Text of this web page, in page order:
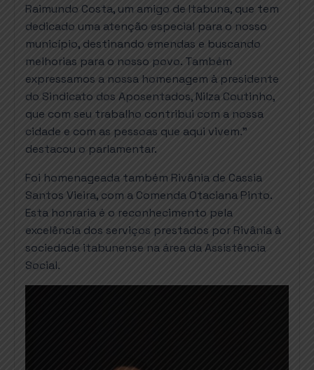
Raimundo Costa, um amigo de Itabuna, que tem
dedicado uma atenção especial para o nosso
município, destinando emendas e buscando
melhorias para o nosso povo. Também
expressamos a nossa homenagem à presidente
do Sindicato dos Aposentados, Nilza Coutinho,
que com seu trabalho contribui com a nossa
cidade e com as pessoas que aqui vivem.”
destacou o parlamentar.
Foi homenageada também Rivânia de Cassia
Santos Vieira, com a Comenda Otaciana Pinto.
Esta honraria é o reconhecimento pela
excelência dos serviços prestados por Rivânia à
sociedade itabunense na área da Assistência
Social.